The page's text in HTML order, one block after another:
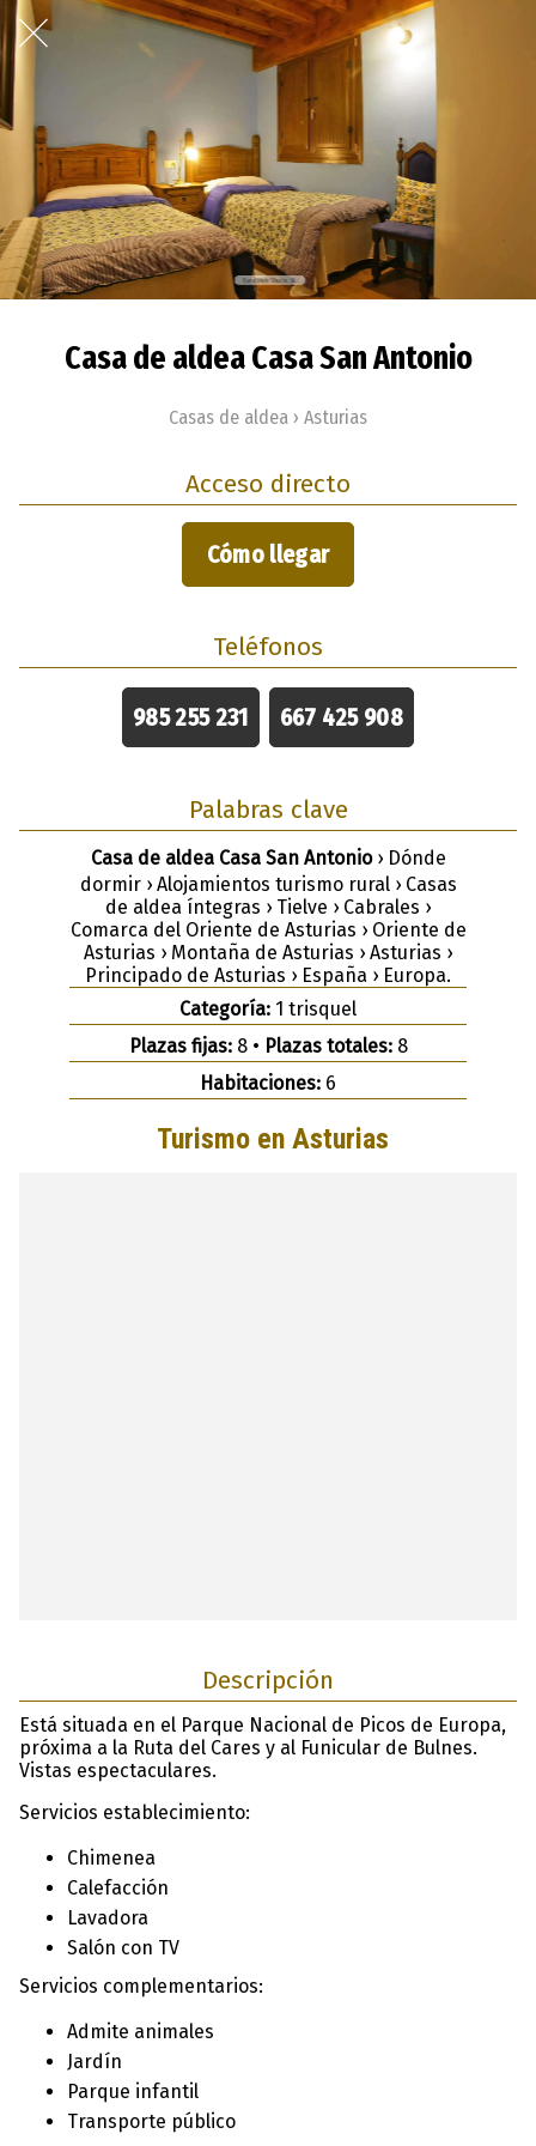
Casa de aldea Casa San Antonio
Casas de aldea › Asturias
Acceso directo
Cómo llegar
Teléfonos
985 255 231 667 425 908
Palabras clave
Casa de aldea Casa San Antonio› Dónde
dormir › Alojamientos turismo rural › Casas
de aldea íntegras › Tielve › Cabrales ›
Comarca del Oriente de Asturias › Oriente de
Asturias › Montaña de Asturias › Asturias ›
Principado de Asturias › España › Europa.
Categoría: 1 trisquel
Plazas fijas:8 • Plazas totales:8
Habitaciones: 6
Descripción
Está situada en el Parque Nacional de Picos de Europa,
próxima a la Ruta del Cares y al Funicular de Bulnes.
Vistas espectaculares.
Servicios establecimiento:
Chimenea
Calefacción
Lavadora
Salón con TV
Servicios complementarios:
Admite animales
Jardín
Parque infantil
Transporte público